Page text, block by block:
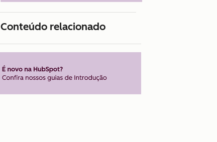
Conteúdo relacionado